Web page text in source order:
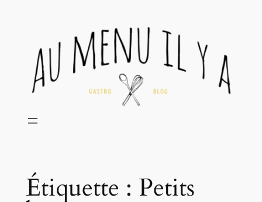
Étiquette : Petits